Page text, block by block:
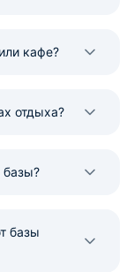
кафе?
отдыха?
базы?
базы